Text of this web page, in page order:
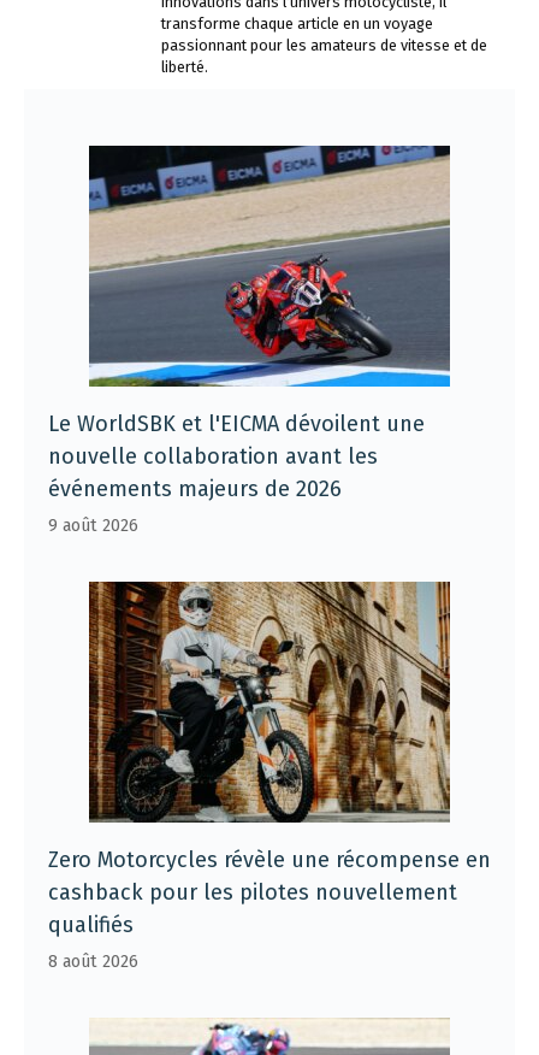
transforme chaque article en un voyage
passionnant pour les amateurs de vitesse et de
liberté.
Le WorldSBK et l'EICMA dévoilent une
nouvelle collaboration avant les
événements majeurs de 2026
9 août 2026
Zero Motorcycles révèle une récompense en
cashback pour les pilotes nouvellement
qualifiés
8 août 2026